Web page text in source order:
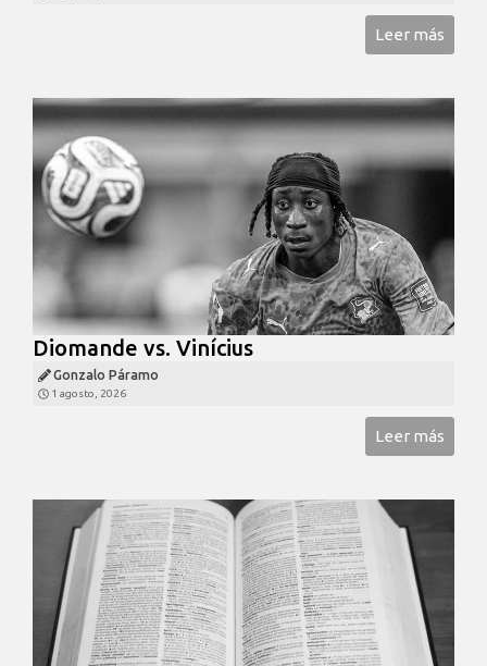
Leer más
Diomande vs. Vinícius
Gonzalo Páramo
1 agosto, 2026
Leer más